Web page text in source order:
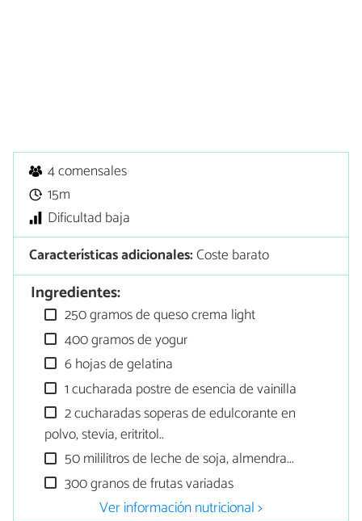
4 comensales
15m
Dificultad baja
Características adicionales:Coste barato
Ingredientes:
250 gramos de queso crema light
400 gramos de yogur
6 hojas de gelatina
1 cucharada postre de esencia de vainilla
2 cucharadas soperas de edulcorante en
polvo, stevia, eritritol..
50 mililitros de leche de soja, almendra...
300 granos de frutas variadas
Ver información nutricional >